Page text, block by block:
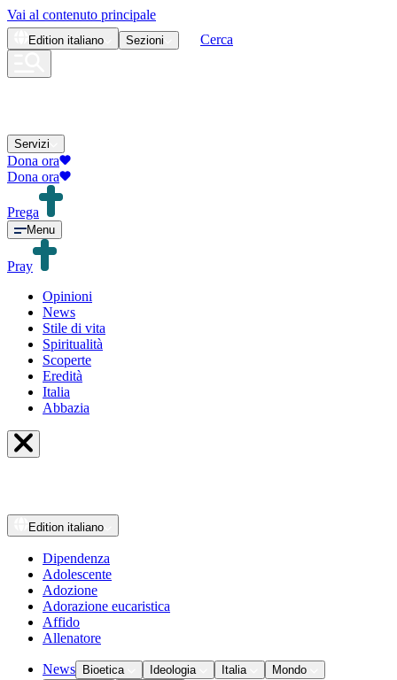
Vai al contenuto principale
Edition italiano Sezioni Cerca
Servizi
Dona ora
Dona ora
Prega
Menu
Pray
Opinioni
News
Stile di vita
Spiritualità
Scoperte
Eredità
Italia
Abbazia
Edition italiano
Dipendenza
Adolescente
Adozione
Adorazione eucaristica
Affido
Allenatore
News Bioetica Ideologia Italia
Mondo